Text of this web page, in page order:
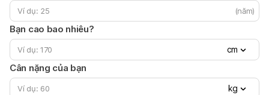
(năm)
Bạn cao bao nhiêu?
cm
Cân nặng của bạn
kg